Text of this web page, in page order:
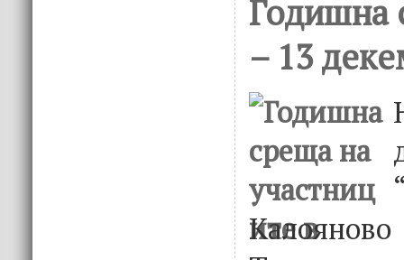
Годишна
– 13